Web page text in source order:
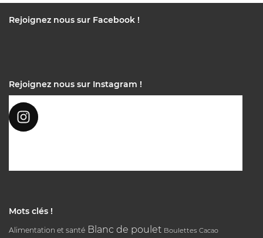
Rejoignez nous sur Facebook !
Rejoignez nous sur Instagram !
Mots clés !
Alimentation et santé Blanc de poulet Boulettes Cacao